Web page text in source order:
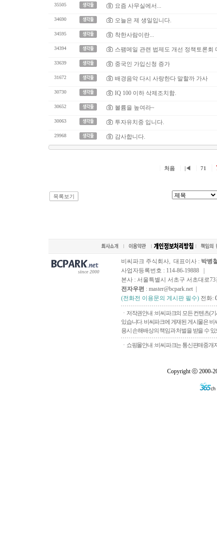
35505 요즘 사무실에서...
34690 오늘은 제 생일입니다.
34595 착한사람이란...
34394 스팸메일 관련 법제도 개선 정책토론회
33639 중국인 가입신청 증가
31672 배경음악 다시 사랑한다 말할까 가사
30730 IQ 100 이하 삭제조치함.
30652 볼륨을 높여라~
30063 투자유치중 입니다.
29968 감사합니다.
처음 |◀ 71
목록보기
since 2000
비씨파크 주식회사, 대표이사 : 박병
사업자등록번호 : 114-86-19888 |
본사 : 서울특별시 서초구 서초대로73
전자우편 : master@bcpark.net |
(전화전 이용문의 게시판 필수) 전화:
ㆍ저작권안내 : 비씨파크의 모든 컨텐츠(
있습니다. 비씨파크에 게재된 게시물은
용시 손해배상의 책임과 처벌을 받을 수
ㆍ쇼핑몰안내 : 비씨파크는 통신판매중개
Copyright ⓒ 2000-